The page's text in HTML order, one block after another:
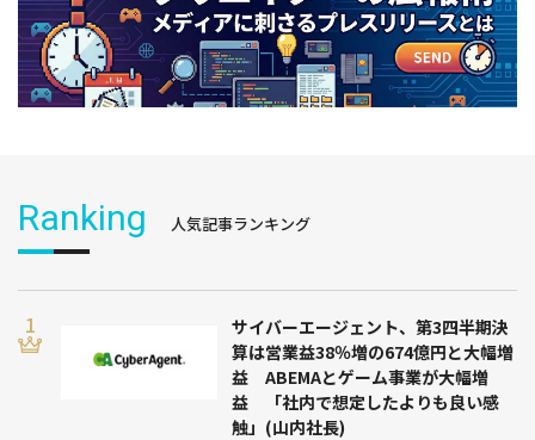
Ranking 人気記事ランキング
サイバーエージェント、第3四半期決
算は営業益38％増の674億円と大幅増
益 ABEMAとゲーム事業が大幅増
益 「社内で想定したよりも良い感
触」(山内社長)